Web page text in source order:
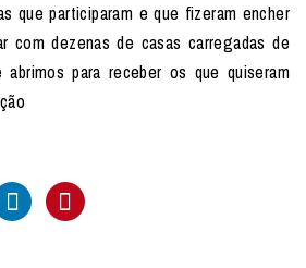
que participaram e que fizeram encher
com dezenas de casas carregadas de
para receber os que quiseram